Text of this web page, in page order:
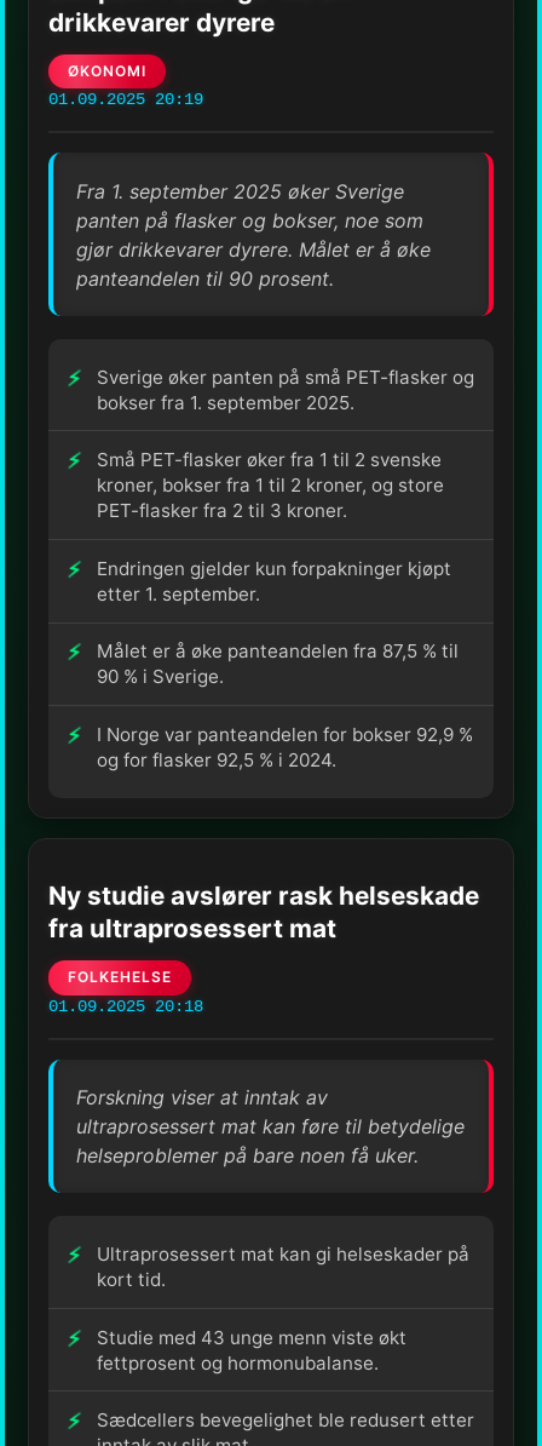
drikkevarer dyrere
ØKONOMI
01.09.2025 20:19
Fra 1. september 2025 øker Sverige
panten på flasker og bokser, noe som
gjør drikkevarer dyrere. Målet er å øke
panteandelen til 90 prosent.
Sverige øker panten på små PET-flasker og
bokser fra 1. september 2025.
Små PET-flasker øker fra 1 til 2 svenske
kroner, bokser fra 1 til 2 kroner, og store
PET-flasker fra 2 til 3 kroner.
Endringen gjelder kun forpakninger kjøpt
etter 1. september.
Målet er å øke panteandelen fra 87,5 % til
90 % i Sverige.
I Norge var panteandelen for bokser 92,9 %
og for flasker 92,5 % i 2024.
Ny studie avslører rask helseskade
fra ultraprosessert mat
FOLKEHELSE
01.09.2025 20:18
Forskning viser at inntak av
ultraprosessert mat kan føre til betydelige
helseproblemer på bare noen få uker.
Ultraprosessert mat kan gi helseskader på
kort tid.
Studie med 43 unge menn viste økt
fettprosent og hormonubalanse.
Sædcellers bevegelighet ble redusert etter